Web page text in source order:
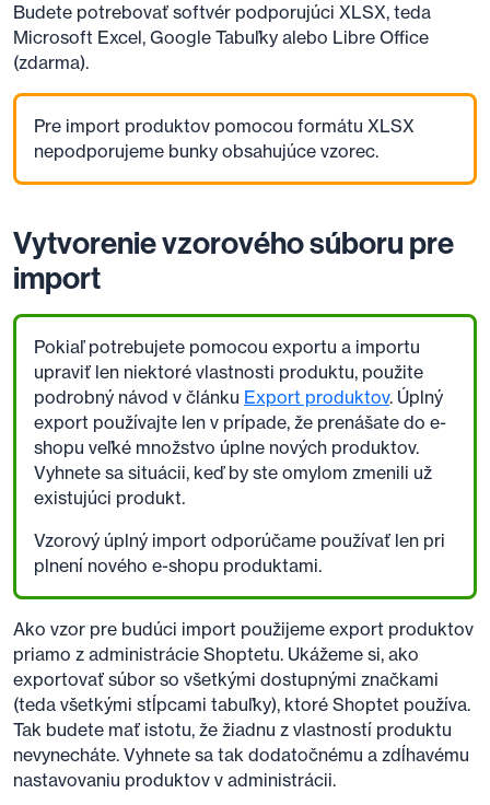
Budete potrebovať softvér podporujúci XLSX, teda
Microsoft Excel, Google Tabuľky alebo Libre Office
(zdarma).
Pre import produktov pomocou formátu XLSX
nepodporujeme bunky obsahujúce vzorec.
Vytvorenie vzorového súboru pre
import
Pokiaľ potrebujete pomocou exportu a importu
upraviť len niektoré vlastnosti produktu, použite
podrobný návod v článku Export produktov. Úplný
export používajte len v prípade, že prenášate do e-
shopu veľké množstvo úplne nových produktov.
Vyhnete sa situácii, keď by ste omylom zmenili už
existujúci produkt.
Vzorový úplný import odporúčame používať len pri
plnení nového e-shopu produktami.
Ako vzor pre budúci import použijeme export produktov
priamo z administrácie Shoptetu. Ukážeme si, ako
exportovať súbor so všetkými dostupnými značkami
(teda všetkými stĺpcami tabuľky), ktoré Shoptet používa.
Tak budete mať istotu, že žiadnu z vlastností produktu
nevynecháte. Vyhnete sa tak dodatočnému a zdĺhavému
nastavovaniu produktov v administrácii.